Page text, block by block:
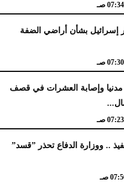
07:34 صـ
إسرائيل بشأن أراضي الضفة
07:30 صـ
.. مقتل 28 مدنيا وإصابة العشرات في قصف
07:23 صـ
.. ووزارة الدفاع تحذر ”قسد”
صـ